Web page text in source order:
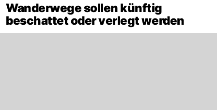
Wanderwege sollen künftig
beschattet oder verlegt werden